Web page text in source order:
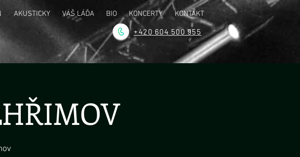
AKUSTICKY VÁŠ LÁĎA BIO KONCERTY
KONTAKT
+420 604 500 955